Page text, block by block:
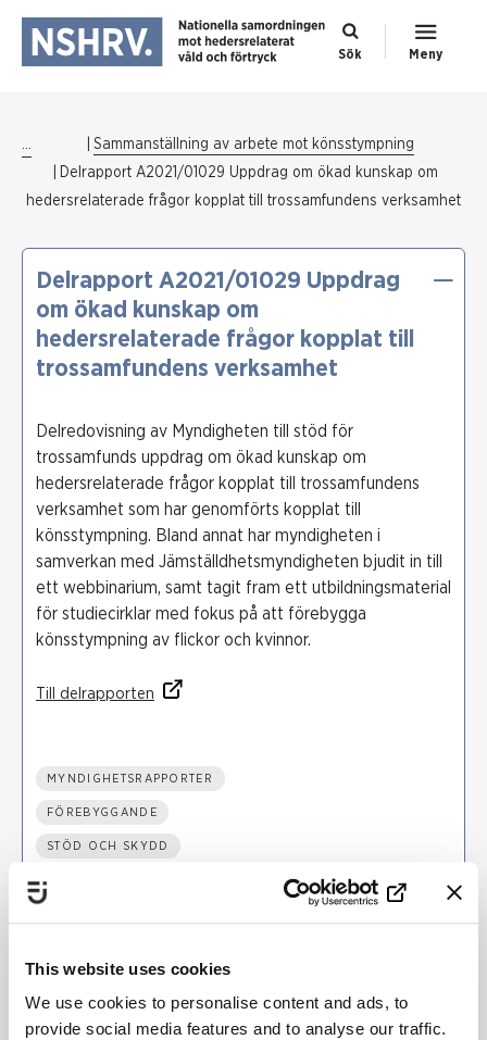
This website uses cookies
We use cookies to personalise content and ads, to
provide social media features and to analyse our traffic.
Sök Meny
...
Sammanställning av arbete mot könsstympning
Delrapport A2021/01029 Uppdrag om ökad kunskap om
hedersrelaterade frågor kopplat till trossamfundens verksamhet
Delrapport A2021/01029 Uppdrag
om ökad kunskap om
hedersrelaterade frågor kopplat till
trossamfundens verksamhet
Delredovisning av Myndigheten till stöd för
trossamfunds uppdrag om ökad kunskap om
hedersrelaterade frågor kopplat till trossamfundens
verksamhet som har genomförts kopplat till
könsstympning. Bland annat har myndigheten i
samverkan med Jämställdhetsmyndigheten bjudit in till
ett webbinarium, samt tagit fram ett utbildningsmaterial
för studiecirklar med fokus på att förebygga
könsstympning av flickor och kvinnor.
Till delrapporten
MYNDIGHETSRAPPORTER
FÖREBYGGANDE
STÖD OCH SKYDD